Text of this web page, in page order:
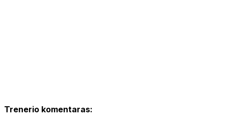
Trenerio komentaras: